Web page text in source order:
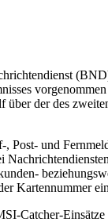
der des
und
Kartennummer
Catcher-